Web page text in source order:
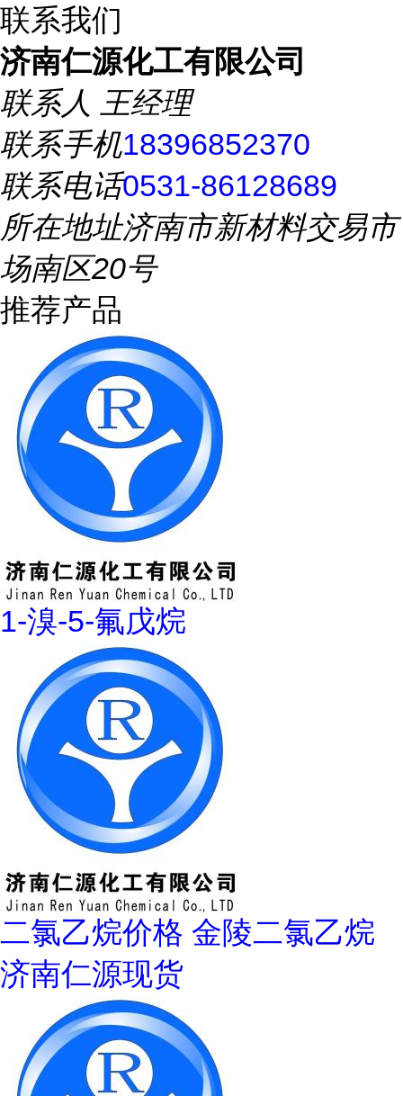
联系我们
济南仁源化工有限公司
联系人 王经理
联系手机18396852370
联系电话0531-86128689
所在地址济南市新材料交易市
场南区20号
推荐产品
1-溴-5-氟戊烷
二氯乙烷价格 金陵二氯乙烷
济南仁源现货